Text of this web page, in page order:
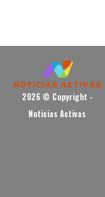
2026 © Copyright -
Noticias Activas